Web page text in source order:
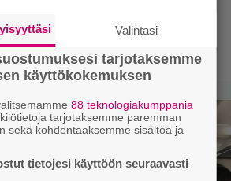
vietti unelmien kesän
Valintasi
tarjotaksemme
käyttökokemuksen
88 teknologiakumppania
tarjotaksemme paremman
sekä kohdentaaksemme sisältöä ja
tietojesi käyttöön seuraavasti